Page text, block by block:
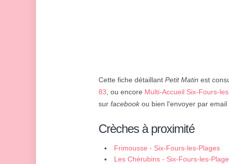
Cette fiche détaillant Petit Matin est
83 , ou encore Multi-Accueil Six-Fours-
sur facebookou bien l'envoyer par email
Crèches à proximité
Frimousse - Six-Fours-les-Plages
Les Chérubins - Six-Fours-les-